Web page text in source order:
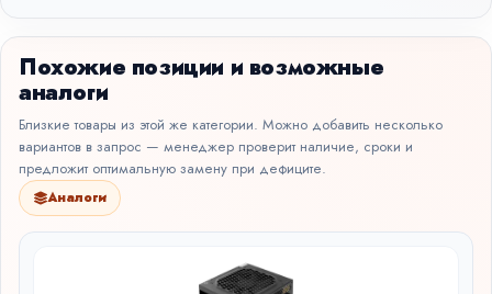
Похожие позиции и возможные
аналоги
Близкие товары из этой же категории. Можно добавить несколько
вариантов в запрос — менеджер проверит наличие, сроки и
предложит оптимальную замену при дефиците.
Аналоги